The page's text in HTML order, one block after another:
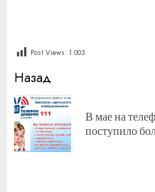
Post Views: 1 003
Продолжить
чтение
Назад
В мае на
поступило